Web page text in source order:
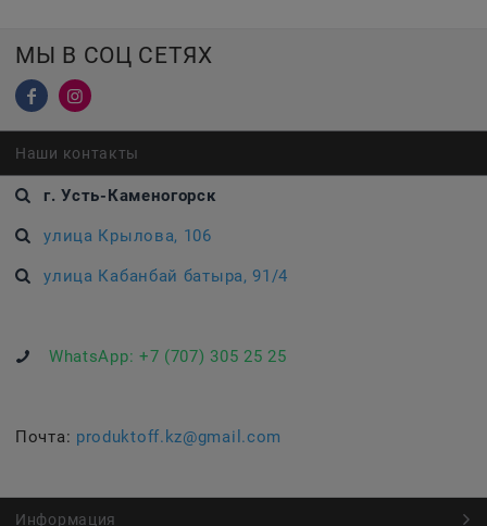
МЫ В СОЦ СЕТЯХ
Наши контакты
г. Усть-Каменогорск
улица Крылова, 106
улица Кабанбай батыра, 91/4
WhatsApp: +7 (707) 305 25 25
Почта: produktoff.kz@gmail.com
Информация